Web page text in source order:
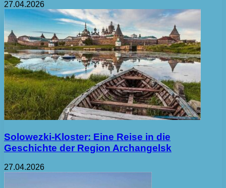
27.04.2026
Solowezki-Kloster: Eine Reise in die
Geschichte der Region Archangelsk
27.04.2026